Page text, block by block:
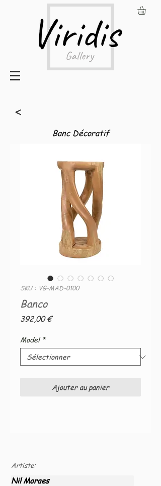
<
Banc Décoratif
SKU : VG-MAD-0100
Banco
392,00 €Prix
Model *
Ajouter au panier
Artiste:
Nil Moraes